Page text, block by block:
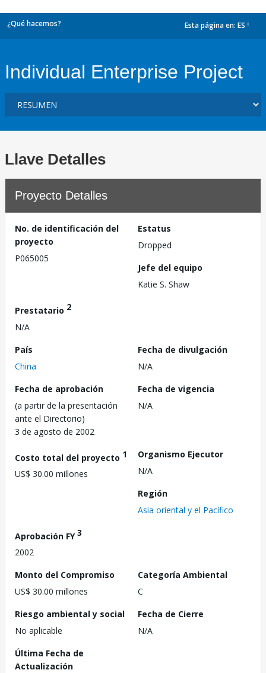
¿Qué hacemos? Esta página en: ES
Individual Enterprise Project
Llave Detalles
Proyecto Detalles
No. de identificación del
proyecto
P065005
Estatus
Dropped
Jefe del equipo
Katie S. Shaw
Prestatario 2
N/A
País
China
Fecha de divulgación
N/A
Fecha de aprobación
(a partir de la presentación
ante el Directorio)
3 de agosto de 2002
Fecha de vigencia
N/A
Costo total del proyecto 1
US$ 30.00 millones
Organismo Ejecutor
N/A
Región
Asia oriental y el Pacífico
Aprobación FY3
2002
Monto del Compromiso
US$ 30.00 millones
Categoría Ambiental
C
Riesgo ambiental y social
No aplicable
Fecha de Cierre
N/A
Última Fecha de
Actualización